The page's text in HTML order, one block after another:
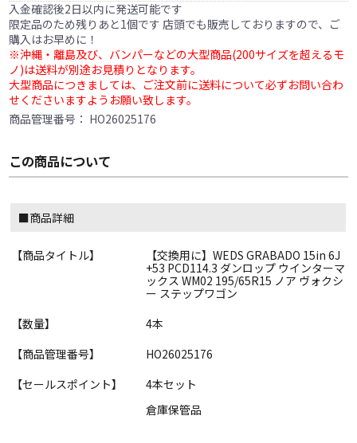
入金確認後2日以内に発送可能です
限定品のため残りあと1個です 店頭でも販売しておりますので、ご
購入はお早めに！
※沖縄・離島及び、バンパーなどの大型商品(200サイズを超えるモ
ノ)は送料が別途お見積りとなります。
大型商品につきましては、ご注文前に送料について必ずお問い合わ
せくださいますようお願い致します。
商品管理番号： HO26025176
この商品について
■商品詳細
【商品タイトル】
【交換用に】WEDS GRABADO 15in 6J
+53 PCD114.3 ダンロップ ウインターマ
ックス WM02 195/65R15 ノア ヴォクシ
ー ステップワゴン
【数量】
4本
【商品管理番号】
HO26025176
【セールスポイント】
4本セット
倉庫保管品